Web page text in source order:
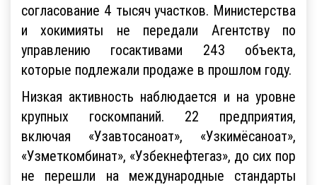
согласование 4 тысяч участков. Министерства
и хокимияты не передали Агентству по
управлению госактивами 243 объекта,
которые подлежали продаже в прошлом году.
Низкая активность наблюдается и на уровне
крупных госкомпаний. 22 предприятия,
включая «Узавтосаноат», «Узкимёсаноат»,
«Узметкомбинат», «Узбекнефтегаз», до сих пор
не перешли на международные стандарты